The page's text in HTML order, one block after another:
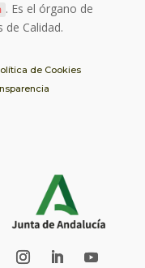
. Es el órgano de
de Calidad.
de Cookies